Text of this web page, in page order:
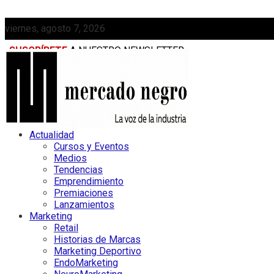
viernes, agosto 7, 2026
SUSCRÍBETE A NUESTRO NEWSLETTER
MEDIAKIT
Actualidad
Cursos y Eventos
Medios
Tendencias
Emprendimiento
Premiaciones
Lanzamientos
Marketing
Retail
Historias de Marcas
Marketing Deportivo
EndoMarketing